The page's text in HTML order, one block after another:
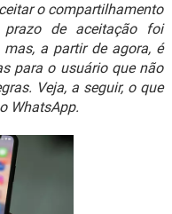
o compartilhamento
de aceitação foi
a partir de agora, é
para o usuário que não
Veja, a seguir, o que
WhatsApp.